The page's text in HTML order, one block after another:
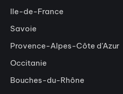
Ile-de-France
Savoie
Provence-Alpes-Côte d'Azur
Occitanie
Bouches-du-Rhône